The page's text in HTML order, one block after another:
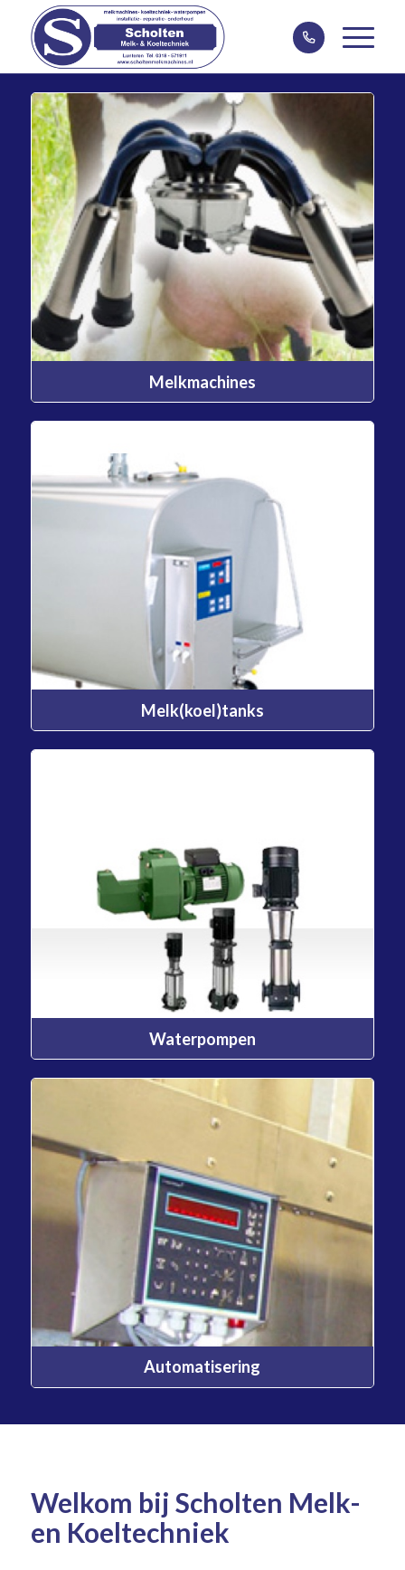
Melkmachines
Melk(koel)tanks
Waterpompen
Automatisering
Welkom bij Scholten Melk-
en Koeltechniek